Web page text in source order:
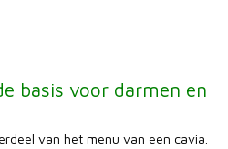
basis voor darmen en
van het menu van een cavia.